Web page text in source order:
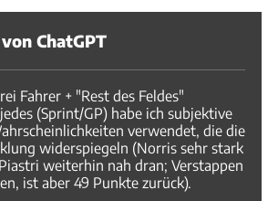
ChatGPT
Fahrer + "Rest des Feldes"
(Sprint/GP) habe ich subjektive
verwendet, die die
widerspiegeln (Norris sehr stark
weiterhin nah dran; Verstappen
ist aber 49 Punkte zurück).